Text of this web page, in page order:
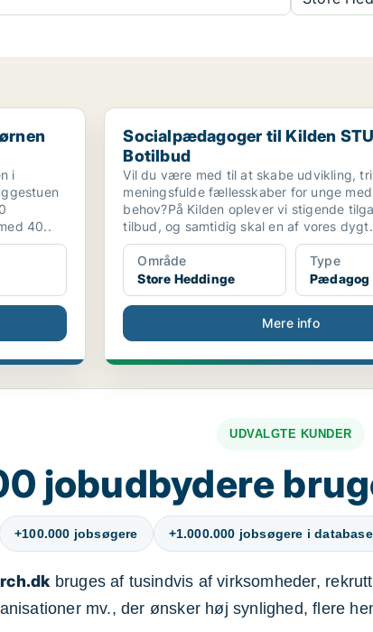
d. 1. sept...
i
40..
Socialpædagoger til Kilden STU &
Socialpædagoger til Kilden
Botilbud
Vil du være med til at skabe udvikling,
meningsfulde fællesskaber for unge
behov?På Kilden oplever vi stigende
tilbud, og samtidig skal en af vores
Område
Store Heddinge
Type
Pædagog
Mere info
UDVALGTE KUNDER
jobudbydere
+100.000 jobsøgere +1.000.000 jobsøgere i
bruges af tusindvis af virksomheder,
mv., der ønsker høj synlighed, flere